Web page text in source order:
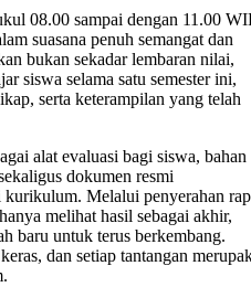
08.00 sampai dengan 11.00
suasana penuh semangat dan
bukan sekadar lembaran nilai,
siswa selama satu semester ini,
serta keterampilan yang telah
alat evaluasi bagi siswa, bahan
dokumen resmi
kurikulum. Melalui penyerahan
melihat hasil sebagai akhir,
baru untuk terus berkembang.
dan setiap tantangan